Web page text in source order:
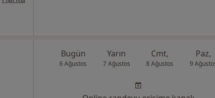
Bugün
6 Ağustos
Yarın
7 Ağustos
Cmt,
8 Ağustos
Paz,
9